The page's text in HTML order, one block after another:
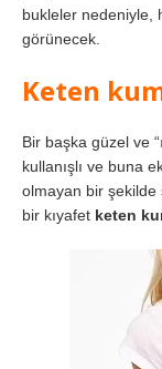
bukleler nedeniyle,
görünecek.
Keten
Bir başka güzel ve
kullanışlı ve buna
olmayan bir şekilde
bir kıyafet keten